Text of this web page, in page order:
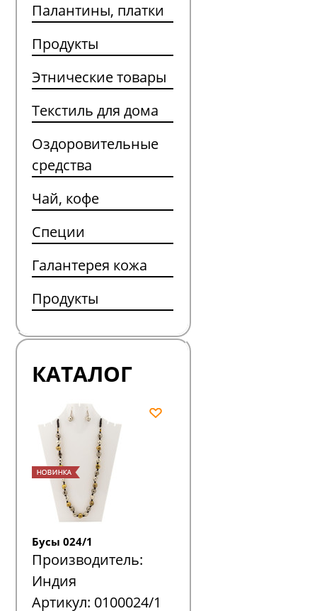
Палантины, платки
Продукты
Этнические товары
Текстиль для дома
Оздоровительные
средства
Чай, кофе
Специи
Галантерея кожа
Продукты
КАТАЛОГ
Бусы 024/1
Производитель:
Индия
Артикул: 0100024/1